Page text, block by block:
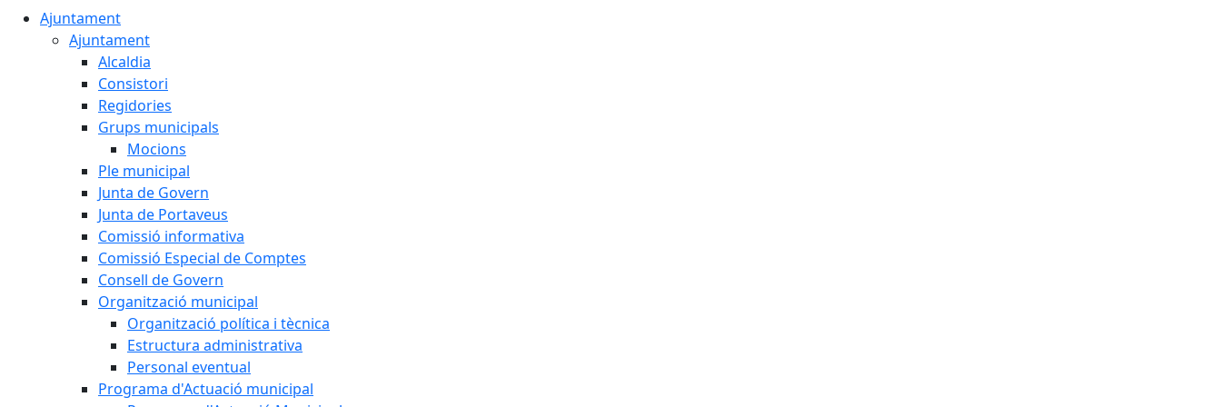
Ajuntament
Ajuntament
Alcaldia
Consistori
Regidories
Grups municipals
Mocions
Ple municipal
Junta de Govern
Junta de Portaveus
Comissió informativa
Comissió Especial de Comptes
Consell de Govern
Organització municipal
Organització política i tècnica
Estructura administrativa
Personal eventual
Programa d'Actuació municipal